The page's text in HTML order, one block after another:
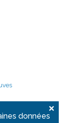
données
×